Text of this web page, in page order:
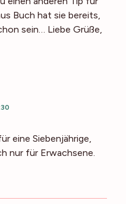
Buch hat sie bereits,
sein… Liebe Grüße,
eine Siebenjährige,
nur für Erwachsene.